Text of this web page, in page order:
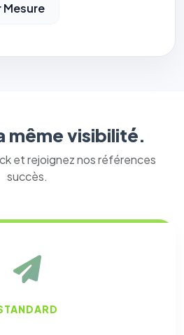
Mesure
même visibilité.
et rejoignez nos références
succès.